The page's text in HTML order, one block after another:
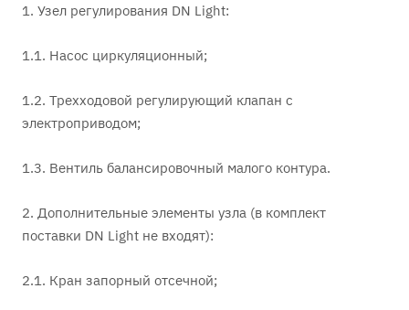
1. Узел регулирования DN Light:
1.1. Насос циркуляционный;
1.2. Трехходовой регулирующий клапан с
электроприводом;
1.3. Вентиль балансировочный малого контура.
2. Дополнительные элементы узла (в комплект
поставки DN Light не входят):
2.1. Кран запорный отсечной;